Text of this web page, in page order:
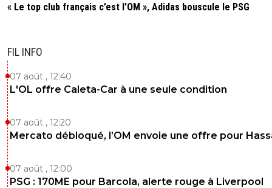
« Le top club français c’est l’OM », Adidas bouscule le PSG
FIL INFO
07 août , 12:40
L'OL offre Caleta-Car à une seule condition
07 août , 12:20
Mercato débloqué, l’OM envoie une offre pour
07 août , 12:00
PSG : 170ME pour Barcola, alerte rouge à Liverpool